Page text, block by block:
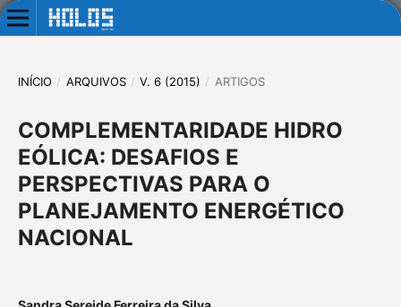
INÍCIO / ARQUIVOS / V. 6 (2015) / ARTIGOS
COMPLEMENTARIDADE HIDRO
EÓLICA: DESAFIOS E
PERSPECTIVAS PARA O
PLANEJAMENTO ENERGÉTICO
NACIONAL